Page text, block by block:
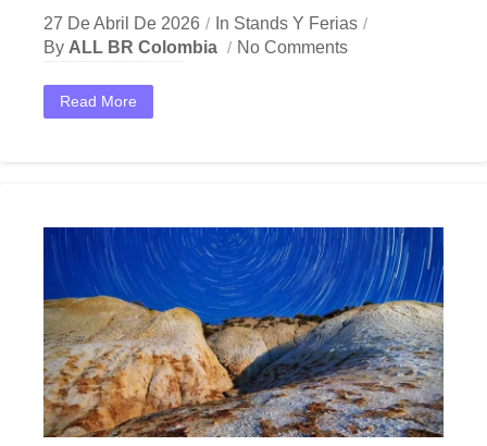
27 De Abril De 2026 In Stands Y Ferias
By ALL BR Colombia No Comments
Read More